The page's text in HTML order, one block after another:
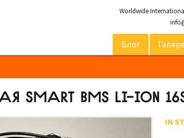
Worldwide
Блог
SMART BMS LI-ION
IN